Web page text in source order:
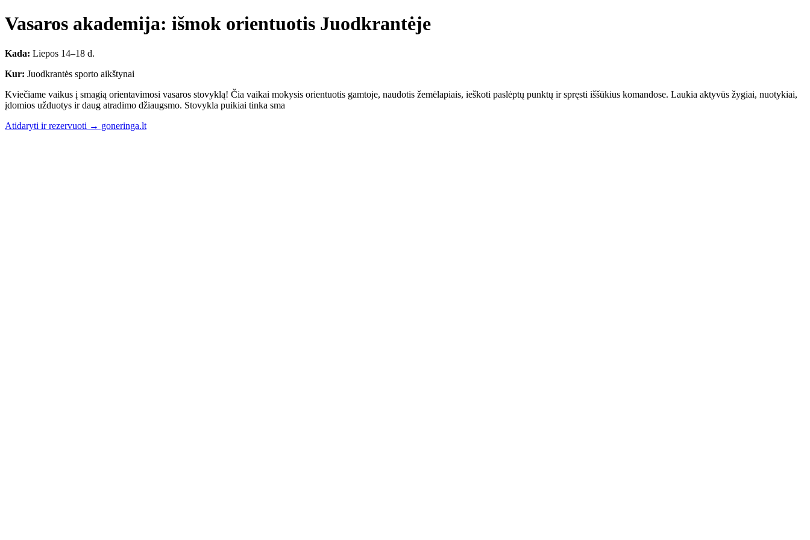
Vasaros akademija: išmok orientuotis Juodkrantėje
Kada: Liepos 14–18 d.
Kur: Juodkrantės sporto aikštynai
Kviečiame vaikus į smagią orientavimosi vasaros stovyklą! Čia vaikai mokysis orientuotis gamtoje, naudotis žemėlapiais, ieškoti paslėptų punktų ir spręsti iššūkius komandose. Laukia aktyvūs žygiai, nuotykiai,
įdomios užduotys ir daug atradimo džiaugsmo. Stovykla puikiai tinka sma
Atidaryti ir rezervuoti → goneringa.lt